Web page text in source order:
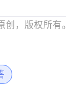
创，版权所有